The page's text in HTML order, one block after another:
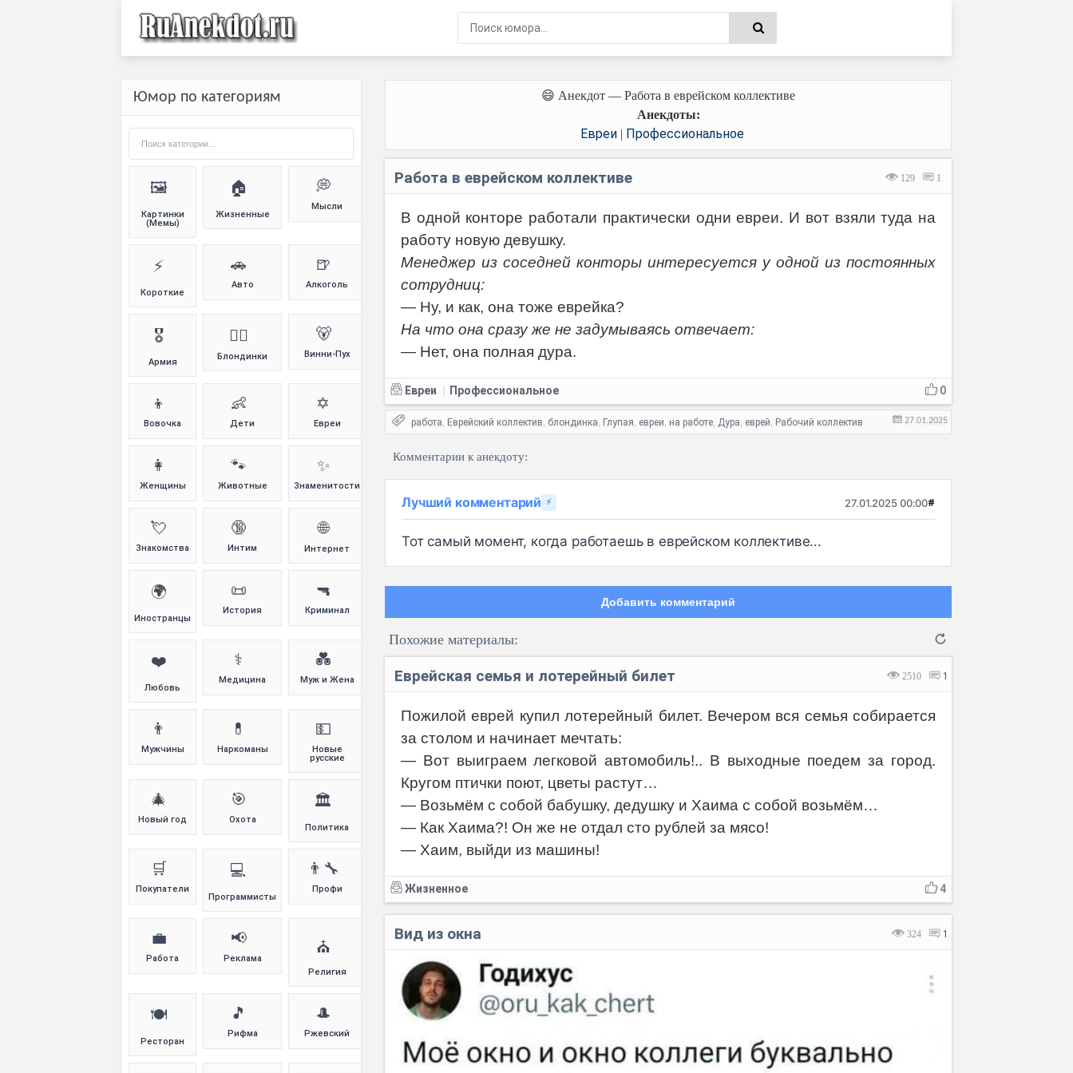
😄 Анекдот — Работа в еврейском коллективе
Анекдоты:
Евреи | Профессиональное
129 1
Работа в еврейском коллективе
В одной конторе работали практически одни евреи. И вот взяли туда на
работу новую девушку.
Менеджер из соседней конторы интересуется у одной из постоянных
сотрудниц:
— Ну, и как, она тоже еврейка?
На что она сразу же не задумываясь отвечает:
— Нет, она полная дура.
0
Евреи Профессиональное
27.01.2025
работа, Еврейский коллектив, блондинка, Глупая, евреи, на работе, Дура, еврей, Рабочий коллектив
Комментарии к анекдоту:
Лучший комментарий ⚡ 27.01.2025 00:00#
Тот самый момент, когда работаешь в еврейском коллективе...
Добавить комментарий
Похожие материалы:
2510 1
Еврейская семья и лотерейный билет
Пожилой еврей купил лотерейный билет. Вечером вся семья собирается
за столом и начинает мечтать:
— Вот выиграем легковой автомобиль!.. В выходные поедем за город.
Кругом птички поют, цветы растут…
— Возьмём с собой бабушку, дедушку и Хаима с собой возьмём…
— Как Хаима?! Он же не отдал сто рублей за мясо!
— Хаим, выйди из машины!
4
Жизненное
324 1
Вид из окна
Юмор по категориям
🖼️
Картинки
(Мемы)
🏠
Жизненные
💭
Мысли
⚡
Короткие
🚗
Авто
🍺
Алкоголь
🎖️
Армия
👱‍♀️
Блондинки
🐻
Винни-Пух
👦
Вовочка
👶
Дети
✡️
Евреи
👩
Женщины
🐾
Животные
✨
Знаменитости
💘
Знакомства
🔞
Интим
🌐
Интернет
🌍
Иностранцы
📜
История
🔫
Криминал
❤️
Любовь
⚕️
Медицина
💑
Муж и Жена
👨
Мужчины
💊
Наркоманы
💵
Новые
русские
🎄
Новый год
🎯
Охота
🏛️
Политика
🛒
Покупатели
💻
Программисты
👨‍🔧
Профи
💼
Работа
📢
Реклама
⛪
Религия
🍽️
Ресторан
🎵
Рифма
🎩
Ржевский